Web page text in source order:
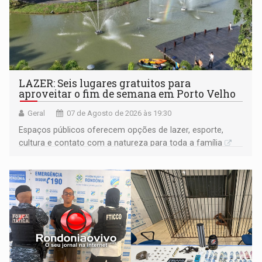
LAZER: Seis lugares gratuitos para
aproveitar o fim de semana em Porto Velho
Geral 07 de Agosto de 2026 às 19:30
Espaços públicos oferecem opções de lazer, esporte,
cultura e contato com a natureza para toda a família